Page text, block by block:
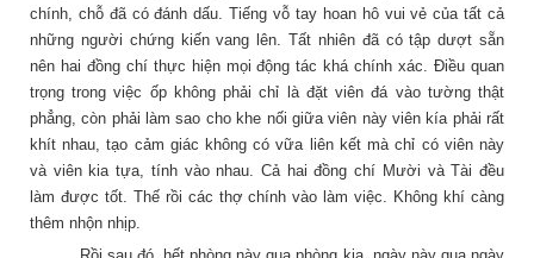
chính, chỗ đã có đánh dấu. Tiếng vỗ tay hoan hô vui vẻ của tất cả
những người chứng kiến vang lên. Tất nhiên đã có tập dượt sẵn
nên hai đồng chí thực hiện mọi động tác khá chính xác. Điều quan
trọng trong việc ốp không phải chỉ là đặt viên đá vào tường thật
phẳng, còn phải làm sao cho khe nối giữa viên này viên kía phải rất
khít nhau, tạo cảm giác không có vữa liên kết mà chỉ có viên này
và viên kia tựa, tính vào nhau. Cả hai đồng chí Mười và Tài đều
làm được tốt. Thế rồi các thợ chính vào làm việc. Không khí càng
thêm nhộn nhịp.